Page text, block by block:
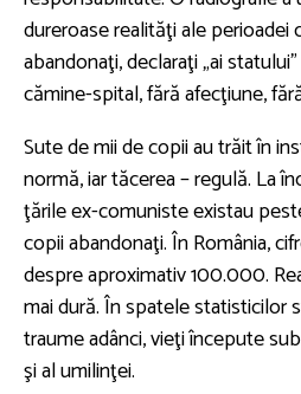
dureroase realităţi ale perioadei
abandonaţi, declaraţi „ai
cămine-spital, fără afecţiune,
Sute de mii de copii au trăit în
normă, iar tăcerea – regulă. La
ţările ex-comuniste existau
copii abandonaţi. În România,
despre aproximativ 100.000.
mai dură. În spatele statisticilor
traume adânci, vieţi începute
şi al umilinţei.